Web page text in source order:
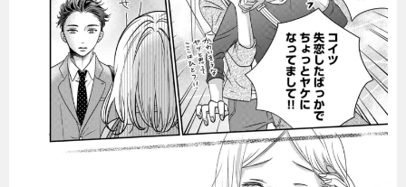
グルメ スキル
暮らし エンタメ
連載一覧